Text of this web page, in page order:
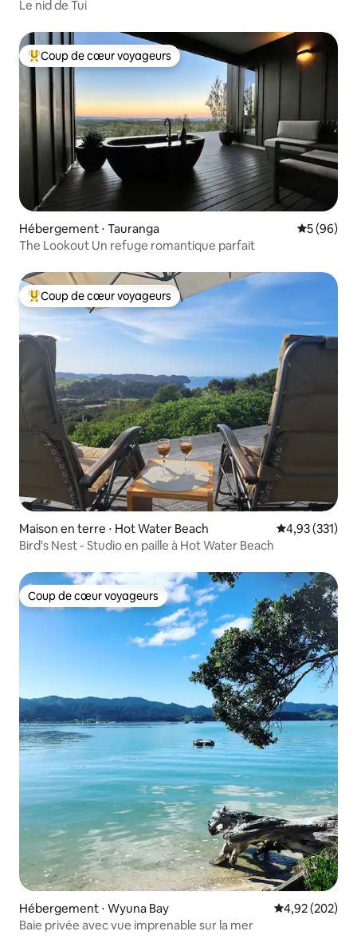
Le nid de Tui
Coups de cœur voyageurs les plus appréciés
Coup de cœur voyageurs
Hébergement ⋅ Tauranga
5 (96)
The Lookout Un refuge romantique parfait
Coups de cœur voyageurs les plus appréciés
Coup de cœur voyageurs
Maison en terre ⋅ Hot Water Beach Évaluation
4,93 (331)
Bird's Nest - Studio en paille à Hot Water Beach
Coup de cœur voyageurs
Coup de cœur voyageurs
Hébergement ⋅ Wyuna Bay Évaluation
4,92 (202)
Baie privée avec vue imprenable sur la mer